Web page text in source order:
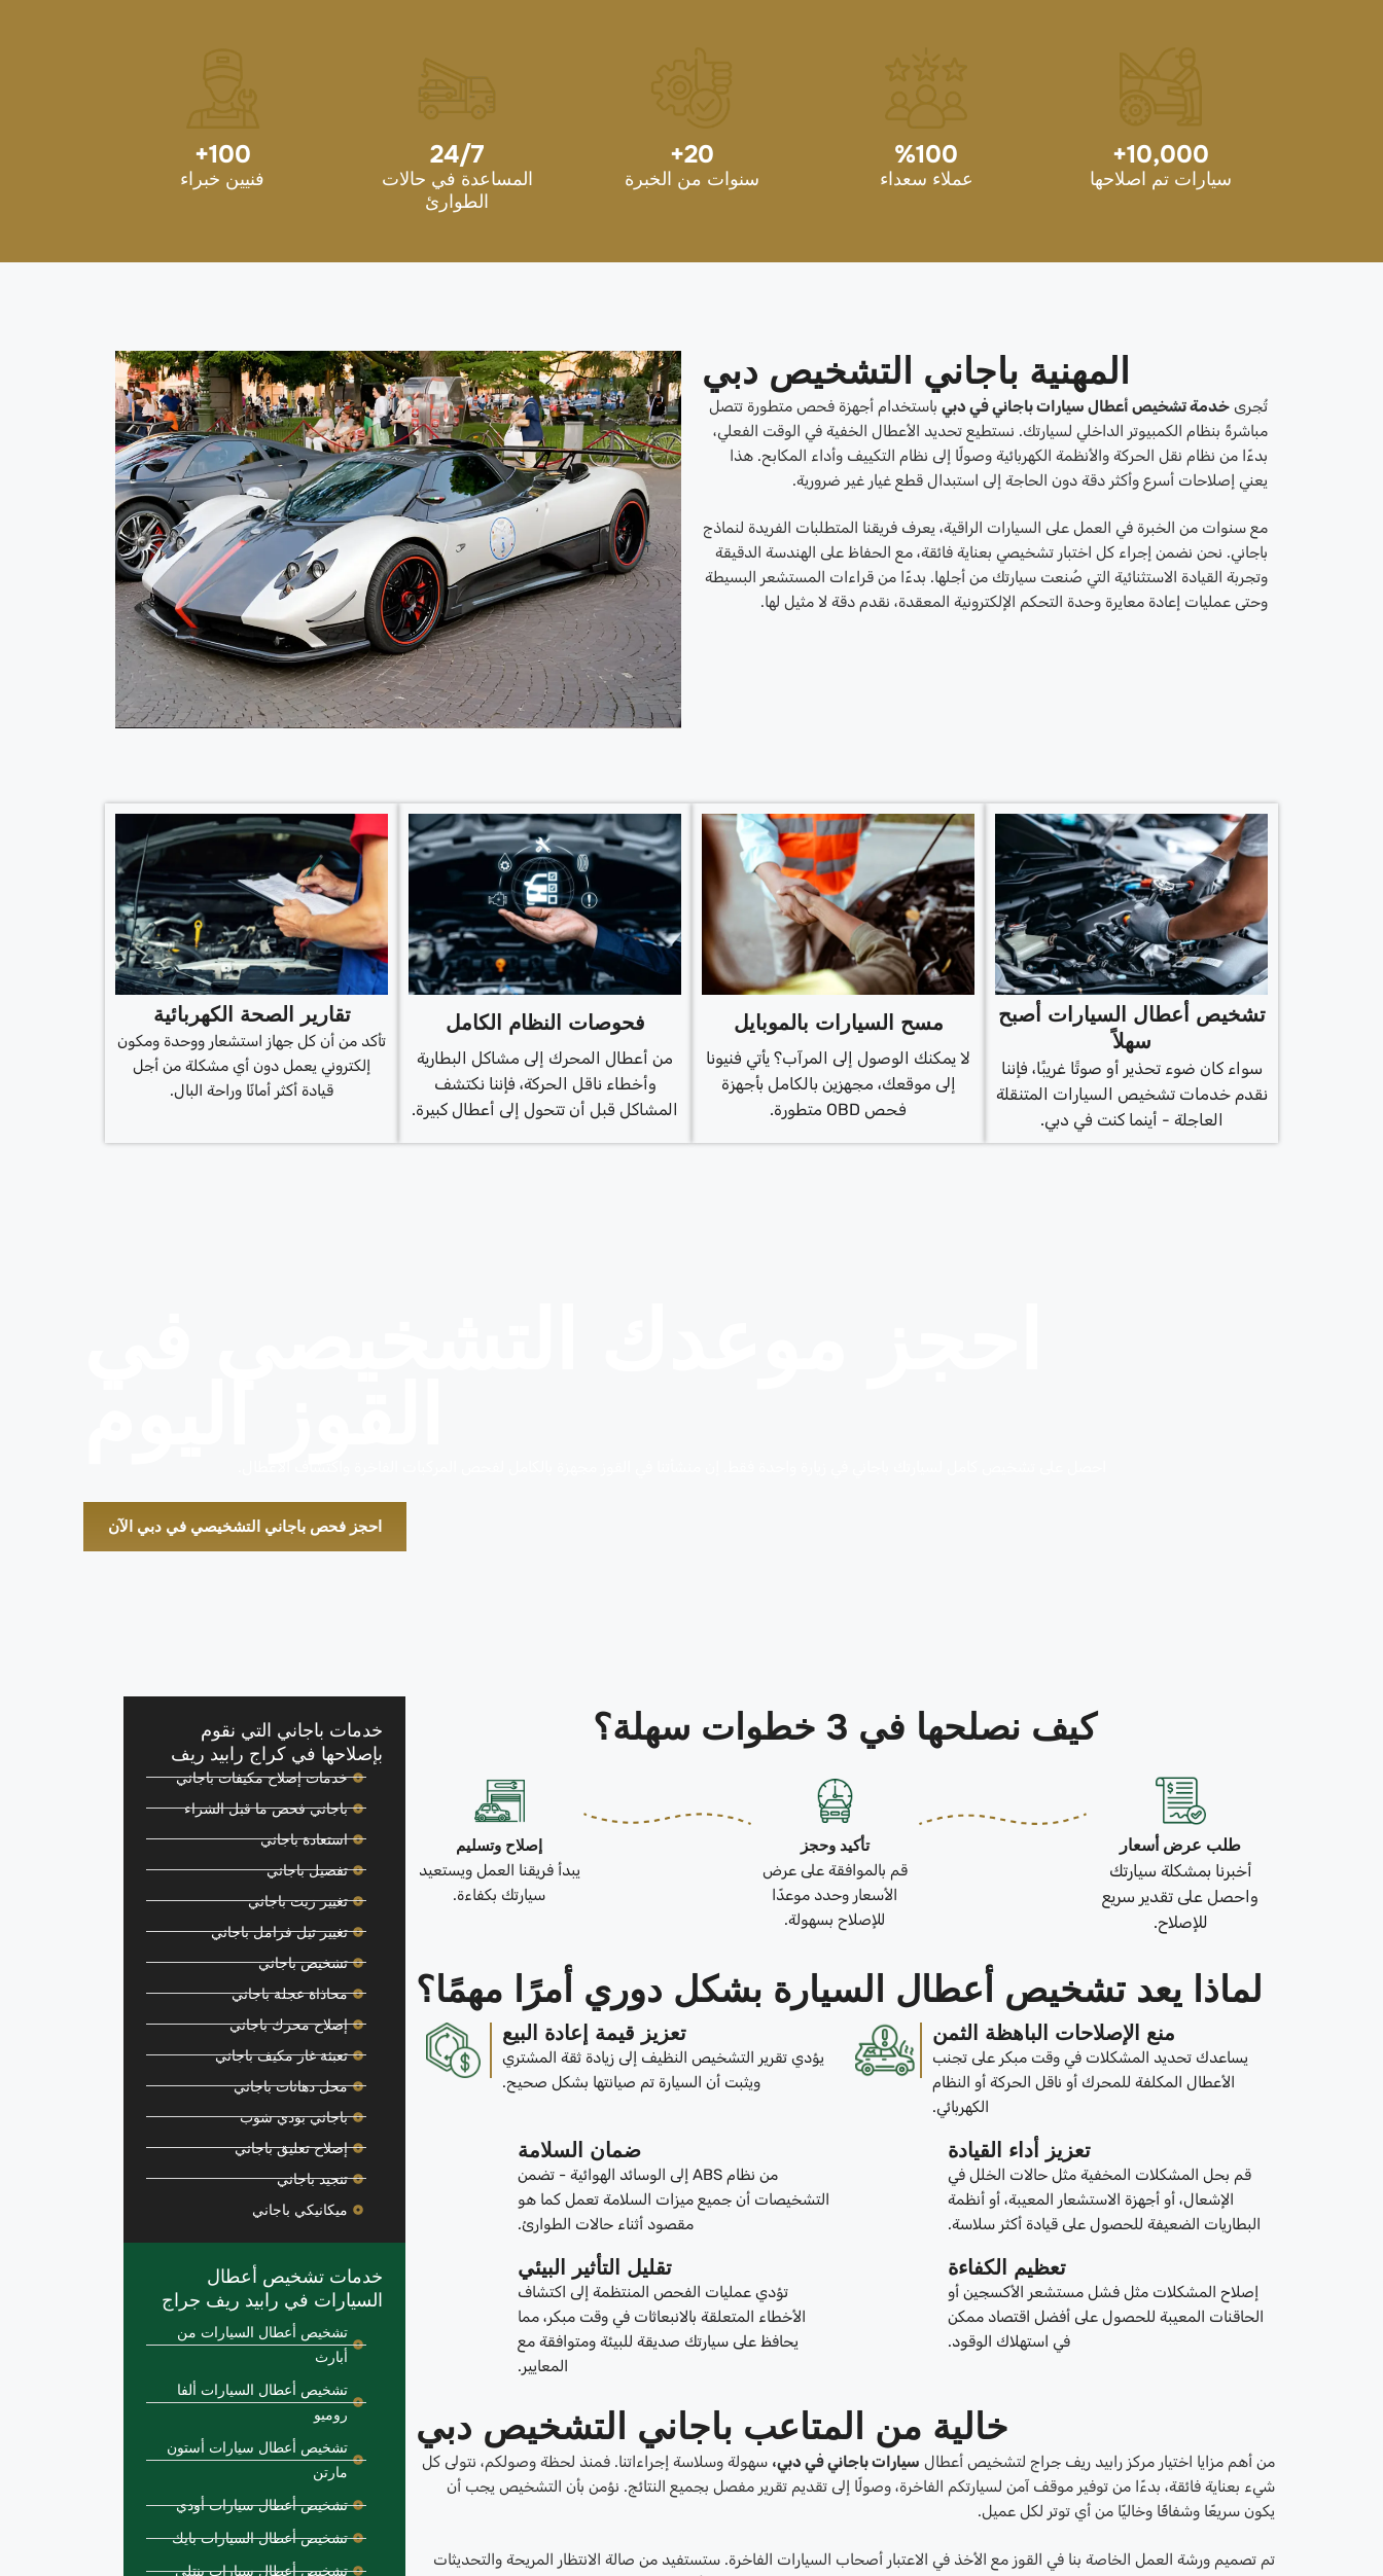
10,000
+
سيارات تم اصلاحها
100
%
عملاء سعداء
20
+
سنوات من الخبرة
24/7
المساعدة في حالات
الطوارئ
100
+
فنيين خبراء
المهنية باجاني التشخيص دبي
تُجرى خدمة تشخيص أعطال سيارات باجاني في دبي باستخدام أجهزة فحص متطورة تتصل
مباشرةً بنظام الكمبيوتر الداخلي لسيارتك. نستطيع تحديد الأعطال الخفية في الوقت الفعلي،
بدءًا من نظام نقل الحركة والأنظمة الكهربائية وصولًا إلى نظام التكييف وأداء المكابح. هذا
يعني إصلاحات أسرع وأكثر دقة دون الحاجة إلى استبدال قطع غيار غير ضرورية.
مع سنوات من الخبرة في العمل على السيارات الراقية، يعرف فريقنا المتطلبات الفريدة لنماذج
باجاني. نحن نضمن إجراء كل اختبار تشخيصي بعناية فائقة، مع الحفاظ على الهندسة الدقيقة
وتجربة القيادة الاستثنائية التي صُنعت سيارتك من أجلها. بدءًا من قراءات المستشعر البسيطة
وحتى عمليات إعادة معايرة وحدة التحكم الإلكترونية المعقدة، نقدم دقة لا مثيل لها.
تشخيص أعطال السيارات أصبح
سهلاً
سواء كان ضوء تحذير أو صوتًا غريبًا، فإننا
نقدم خدمات تشخيص السيارات المتنقلة
العاجلة - أينما كنت في دبي.
مسح السيارات بالموبايل
لا يمكنك الوصول إلى المرآب؟ يأتي فنيونا
إلى موقعك، مجهزين بالكامل بأجهزة
فحص OBD متطورة.
فحوصات النظام الكامل
من أعطال المحرك إلى مشاكل البطارية
وأخطاء ناقل الحركة، فإننا نكتشف
المشاكل قبل أن تتحول إلى أعطال كبيرة.
تقارير الصحة الكهربائية
تأكد من أن كل جهاز استشعار ووحدة ومكون
إلكتروني يعمل دون أي مشكلة من أجل
قيادة أكثر أمانًا وراحة البال.
احجز فحص باجاني التشخيصي في دبي الآن
كيف نصلحها في 3 خطوات سهلة؟
طلب عرض أسعار
أخبرنا بمشكلة سيارتك
واحصل على تقدير سريع
للإصلاح.
تأكيد وحجز
قم بالموافقة على عرض
الأسعار وحدد موعدًا
للإصلاح بسهولة.
إصلاح وتسليم
يبدأ فريقنا العمل ويستعيد
سيارتك بكفاءة.
لماذا يعد تشخيص أعطال السيارة بشكل دوري أمرًا مهمًا؟
منع الإصلاحات الباهظة الثمن
يساعدك تحديد المشكلات في وقت مبكر على تجنب
الأعطال المكلفة للمحرك أو ناقل الحركة أو النظام
الكهربائي.
تعزيز قيمة إعادة البيع
يؤدي تقرير التشخيص النظيف إلى زيادة ثقة المشتري
ويثبت أن السيارة تم صيانتها بشكل صحيح.
تعزيز أداء القيادة
قم بحل المشكلات المخفية مثل حالات الخلل في
الإشعال، أو أجهزة الاستشعار المعيبة، أو أنظمة
البطاريات الضعيفة للحصول على قيادة أكثر سلاسة.
ضمان السلامة
من نظام ABS إلى الوسائد الهوائية - تضمن
التشخيصات أن جميع ميزات السلامة تعمل كما هو
مقصود أثناء حالات الطوارئ.
تعظيم الكفاءة
إصلاح المشكلات مثل فشل مستشعر الأكسجين أو
الحاقنات المعيبة للحصول على أفضل اقتصاد ممكن
في استهلاك الوقود.
تقليل التأثير البيئي
تؤدي عمليات الفحص المنتظمة إلى اكتشاف
الأخطاء المتعلقة بالانبعاثات في وقت مبكر، مما
يحافظ على سيارتك صديقة للبيئة ومتوافقة مع
المعايير.
خالية من المتاعب باجاني التشخيص دبي
من أهم مزايا اختيار مركز رابيد ريف جراج لتشخيص أعطال سيارات باجاني في دبي، سهولة وسلاسة إجراءاتنا. فمنذ لحظة وصولكم، نتولى كل
شيء بعناية فائقة، بدءًا من توفير موقف آمن لسيارتكم الفاخرة، وصولًا إلى تقديم تقرير مفصل بجميع النتائج. نؤمن بأن التشخيص يجب أن
يكون سريعًا وشفافًا وخاليًا من أي توتر لكل عميل.
تم تصميم ورشة العمل الخاصة بنا في القوز مع الأخذ في الاعتبار أصحاب السيارات الفاخرة. ستستفيد من صالة الانتظار المريحة والتحديثات
خدمات باجاني التي نقوم
بإصلاحها في كراج رابيد ريف
خدمات إصلاح مكيفات باجاني
باجاني فحص ما قبل الشراء
استعادة باجاني
تفصيل باجاني
تغيير زيت باجاني
تغيير تيل فرامل باجاني
تشخيص باجاني
محاذاة عجلة باجاني
إصلاح محرك باجاني
تعبئة غاز مكيف باجاني
محل دهانات باجاني
باجاني بودي شوب
إصلاح تعليق باجاني
تنجيد باجاني
ميكانيكي باجاني
خدمات تشخيص أعطال
السيارات في رابيد ريف جراج
تشخيص أعطال السيارات من
أبارث
تشخيص أعطال السيارات ألفا
روميو
تشخيص أعطال سيارات أستون
مارتن
تشخيص أعطال سيارات أودي
تشخيص أعطال السيارات بايك
تشخيص أعطال سيارات بنتلي